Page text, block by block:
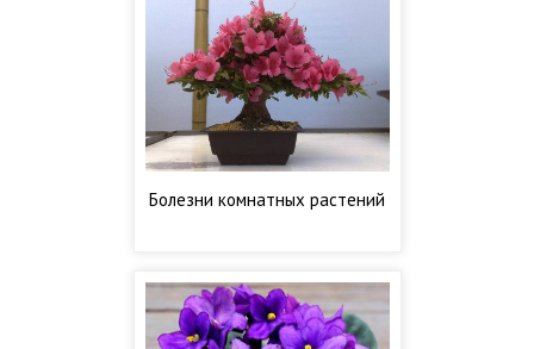
Болезни комнатных растений